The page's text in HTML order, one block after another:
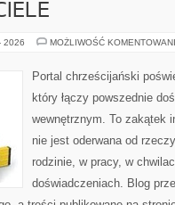
2026 MOŻLIWOŚĆ
Portal chrześcijański
który łączy powszednie
wewnętrznym. To zakątek
nie jest oderwana od
rodzinie, w pracy, w
doświadczeniach. Blog